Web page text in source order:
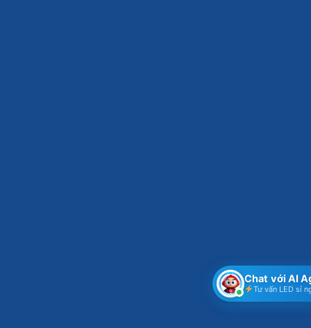
Chat với AI
Tư vấn LED sỉ